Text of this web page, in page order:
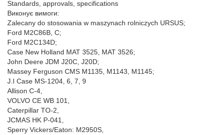
Standards, approvals, specifications
Виконує вимоги:
Zalecany do stosowania w maszynach rolniczych URSUS;
Ford M2C86B, C;
Ford M2C134D;
Case New Holland MAT 3525, MAT 3526;
John Deere JDM J20C, J20D;
Massey Ferguson CMS M1135, M1143, M1145;
J.I Case MS-1204, 6, 7, 9
Allison C-4,
VOLVO CE WB 101,
Caterpillar TO-2,
JCMAS HK P-041,
Sperry Vickers/Eaton: M2950S,